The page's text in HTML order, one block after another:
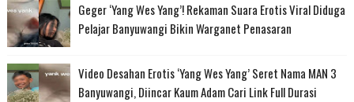
Geger ‘Yang Wes Yang’! Rekaman Suara Erotis Viral Diduga
Pelajar Banyuwangi Bikin Warganet Penasaran
Video Desahan Erotis ‘Yang Wes Yang’ Seret Nama MAN 3
Banyuwangi, Diincar Kaum Adam Cari Link Full Durasi